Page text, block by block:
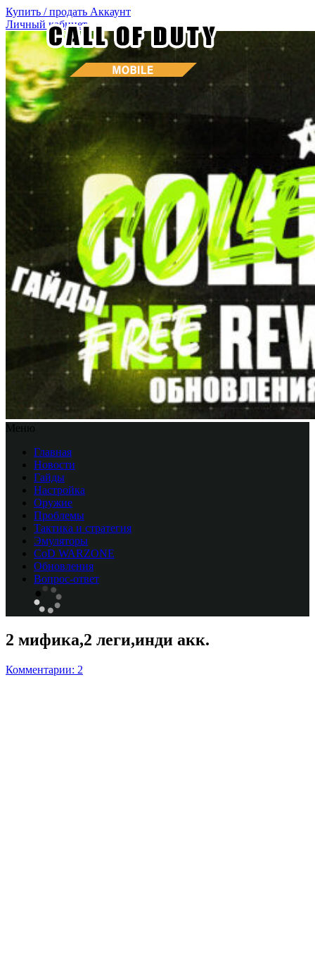
Купить / продать Аккаунт
Личный кабинет
Меню
Главная
Новости
Гайды
Настройка
Оружие
Проблемы
Тактика и стратегия
Эмуляторы
CоD WARZONE
Обновления
Вопрос-ответ
2 мифика,2 леги,инди акк.
Комментарии: 2